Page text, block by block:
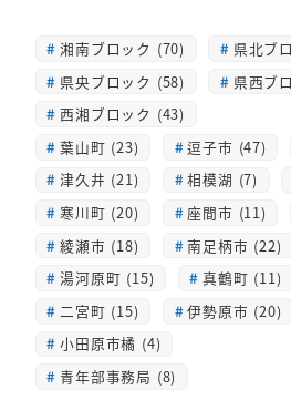
湘南ブロック (70)
県北ブ
県央ブロック (58)
県西ブ
西湘ブロック (43)
葉山町 (23)
逗子市 (47)
津久井 (21)
相模湖 (7)
寒川町 (20)
座間市 (11)
綾瀬市 (18)
南足柄市 (22)
湯河原町 (15)
真鶴町 (11)
二宮町 (15)
伊勢原市 (20)
小田原市橘 (4)
青年部事務局 (8)